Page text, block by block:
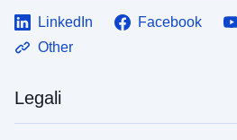
LinkedIn Facebook
Other
Legali